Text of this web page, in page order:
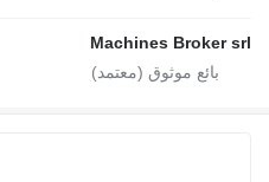
Machines Broker srl